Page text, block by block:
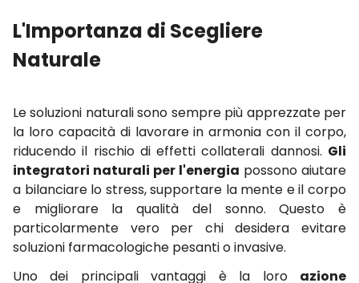
L'Importanza di Scegliere
Naturale
Le soluzioni naturali sono sempre più apprezzate per
la loro capacità di lavorare in armonia con il corpo,
riducendo il rischio di effetti collaterali dannosi. Gli
integratori naturali per l'energia possono aiutare
a bilanciare lo stress, supportare la mente e il corpo
e migliorare la qualità del sonno. Questo è
particolarmente vero per chi desidera evitare
soluzioni farmacologiche pesanti o invasive.
Uno dei principali vantaggi è la loro azione